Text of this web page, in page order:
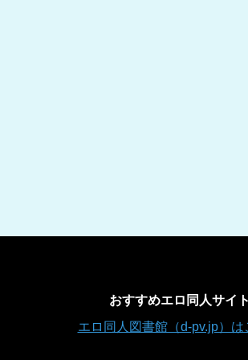
おすすめエロ同人サイト
エロ同人図書館（d-pv.jp）は